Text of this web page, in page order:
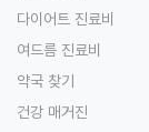
다이어트 진료비
여드름 진료비
약국 찾기
건강 매거진